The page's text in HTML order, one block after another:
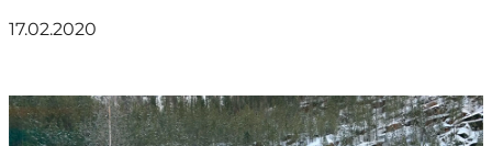
17.02.2020